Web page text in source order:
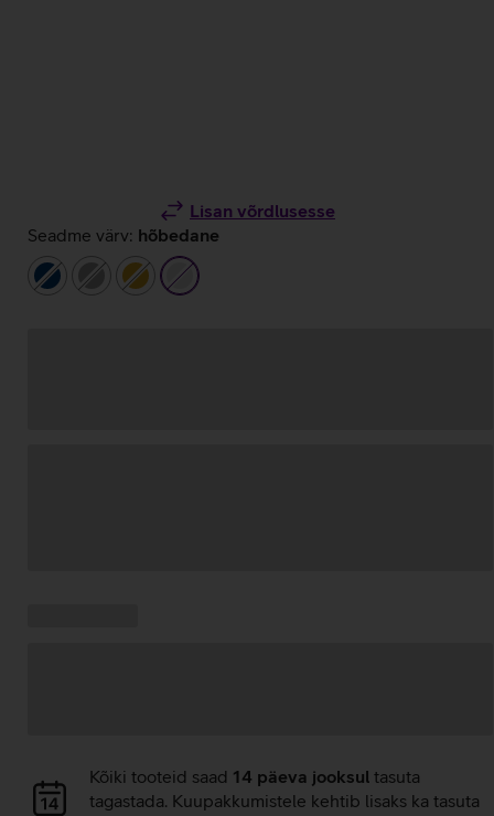
Lisan võrdlusesse
Seadme värv: hõbedane
tumesinine
hall kuldnehõbedane
Andmete
laadimine
Kõiki tooteid saad 14 päeva jooksul tasuta
tagastada. Kuupakkumistele kehtib lisaks ka tasuta